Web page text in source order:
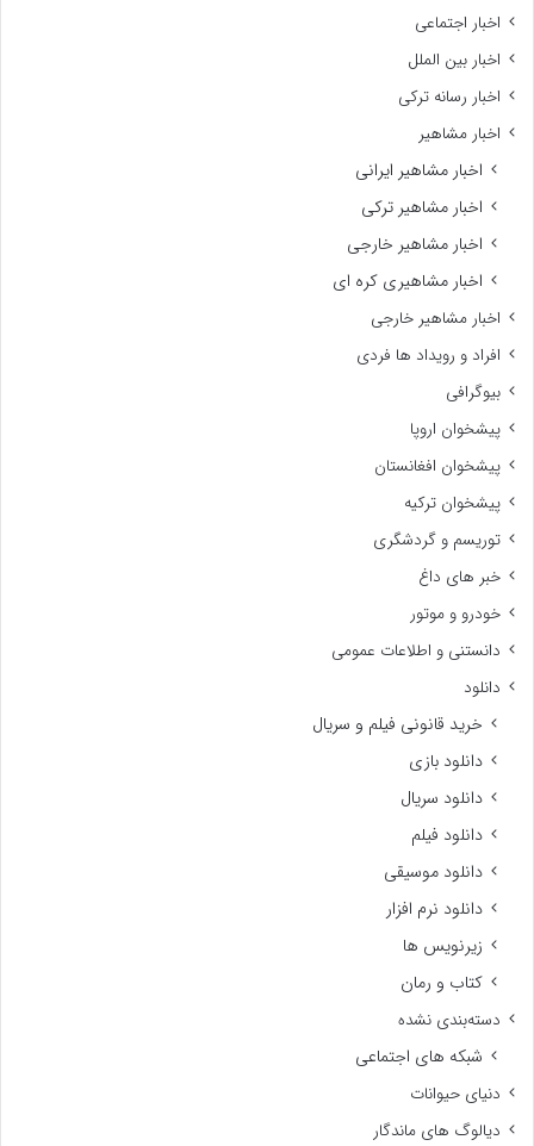
اخبار اجتماعی
اخبار بین الملل
اخبار رسانه ترکی
اخبار مشاهیر
اخبار مشاهیر ایرانی
اخبار مشاهیر ترکی
اخبار مشاهیر خارجی
اخبار مشاهیری کره ای
اخبار مشاهیر خارجی
افراد و رویداد ها فردی
بیوگرافی
پیشخوان اروپا
پیشخوان افغانستان
پیشخوان ترکیه
توریسم و گردشگری
خبر های داغ
خودرو و موتور
دانستنی و اطلاعات عمومی
دانلود
خرید قانونی فیلم و سریال
دانلود بازی
دانلود سریال
دانلود فیلم
دانلود موسیقی
دانلود نرم افزار
زیرنویس ها
کتاب و رمان
دسته‌بندی نشده
شبکه های اجتماعی
دنیای حیوانات
دیالوگ های ماندگار